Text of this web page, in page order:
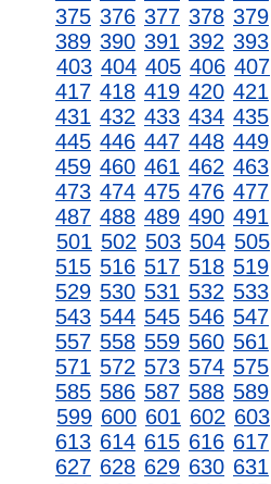
375 376 377 378 379
389 390 391 392 393
403 404 405 406 407
417 418 419 420 421
431 432 433 434 435
445 446 447 448 449
459 460 461 462 463
473 474 475 476 477
487 488 489 490 491
501 502 503 504 505
515 516 517 518 519
529 530 531 532 533
543 544 545 546 547
557 558 559 560 561
571 572 573 574 575
585 586 587 588 589
599 600 601 602 603
613 614 615 616 617
627 628 629 630 631